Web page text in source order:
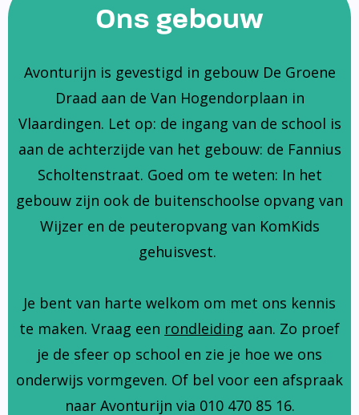
Ons gebouw
Avonturijn is gevestigd in gebouw De Groene
Draad aan de Van Hogendorplaan in
Vlaardingen. Let op: de ingang van de school is
aan de achterzijde van het gebouw: de Fannius
Scholtenstraat. Goed om te weten: In het
gebouw zijn ook de buitenschoolse opvang van
Wijzer en de peuteropvang van KomKids
gehuisvest.
Je bent van harte welkom om met ons kennis
te maken. Vraag een rondleiding aan. Zo proef
je de sfeer op school en zie je hoe we ons
onderwijs vormgeven. Of bel voor een afspraak
naar Avonturijn via 010 470 85 16.